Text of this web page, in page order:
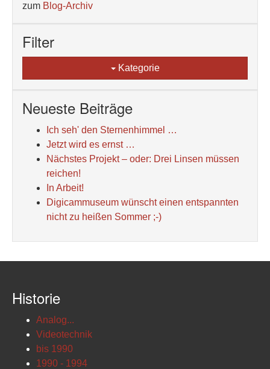
zum Blog-Archiv
Filter
Kategorie
Neueste Beiträge
Ich seh' den Sternenhimmel …
Jetzt wird es ernst …
Nächstes Projekt – oder: Drei Linsen müssen
reichen!
In Arbeit!
Digicammuseum wünscht einen entspannten
nicht zu heißen Sommer ;-)
Historie
Analog...
Videotechnik
bis 1990
1990 - 1994